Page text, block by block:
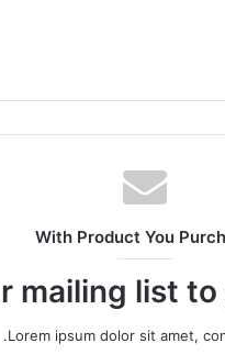
With Product You
mailing list
Lorem ipsum dolor sit amet,